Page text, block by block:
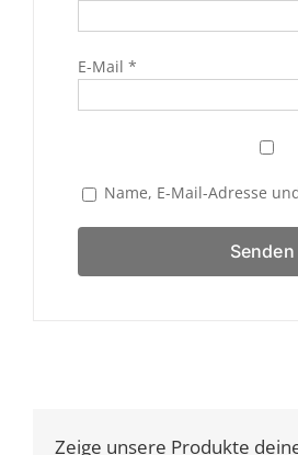
E-Mail *
Name, E-Mail-Adresse
Zeige unsere Produkte